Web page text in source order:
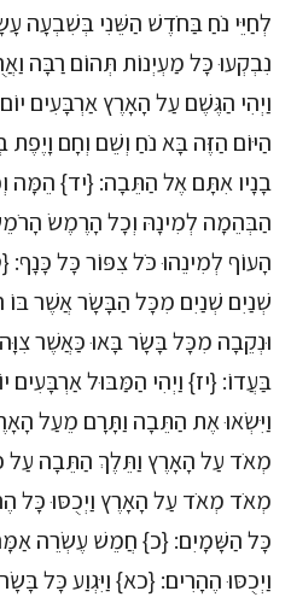
לְחַיֵּי נֹחַ בַּחֹדֶשׁ הַשֵּׁנִי בְּשִׁבְעָה
נִבְקְעוּ כָּל מַעְיְנוֹת תְּהוֹם רַבָּה
וַיְהִי הַגֶּשֶׁם עַל הָאָרֶץ אַרְבָּעִים
הַיּוֹם הַזֶּה בָּא נֹחַ וְשֵׁם וְחָם
בָנָיו אִתָּם אֶל הַתֵּבָה: {יד} הֵמָּה
הַבְּהֵמָה לְמִינָהּ וְכָל הָרֶמֶשׂ
הָעוֹף לְמִינֵהוּ כֹּל צִפּוֹר כָּל כָּנָף:
שְׁנַיִם שְׁנַיִם מִכָּל הַבָּשָׂר אֲשֶׁר בּוֹ
וּנְקֵבָה מִכָּל בָּשָׂר בָּאוּ כַּאֲשֶׁר צִוָּה
בַּעֲדוֹ: {יז} וַיְהִי הַמַּבּוּל אַרְבָּעִים
וַיִּשְׂאוּ אֶת הַתֵּבָה וַתָּרָם מֵעַל
מְאֹד עַל הָאָרֶץ וַתֵּלֶךְ הַתֵּבָה עַל
מְאֹד מְאֹד עַל הָאָרֶץ וַיְכֻסּוּ כָּל
כָּל הַשָּׁמָיִם: {כ} חֲמֵשׁ עֶשְׂרֵה
וַיְכֻסּוּ הֶהָרִים: {כא} וַיִּגְוַע כָּל